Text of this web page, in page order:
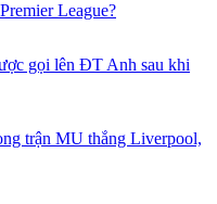
League?
gọi lên ĐT Anh sau khi
trận MU thắng Liverpool,